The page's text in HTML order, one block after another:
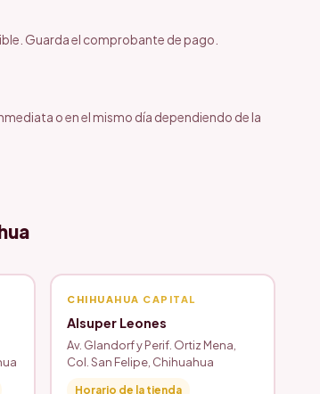
Guarda el comprobante de pago.
o en el mismo día dependiendo de la
CHIHUAHUA CAPITAL
Alsuper Leones
Av. Glandorf y Perif. Ortiz Mena,
Col. San Felipe, Chihuahua
Horario de la tienda